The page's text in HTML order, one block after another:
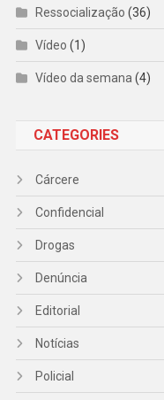
Ressocialização (36)
Vídeo (1)
Vídeo da semana (4)
CATEGORIES
Cárcere
Confidencial
Drogas
Denúncia
Editorial
Notícias
Policial